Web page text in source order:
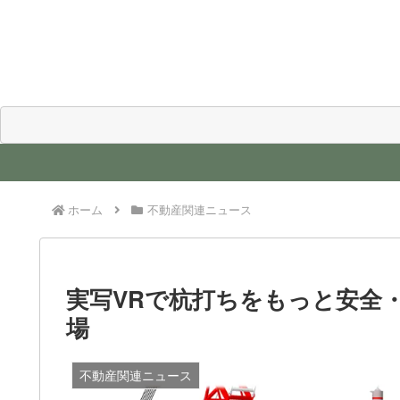
ホーム 不動産関連ニュース
実写VRで杭打ちをもっと安全
場
不動産関連ニュース